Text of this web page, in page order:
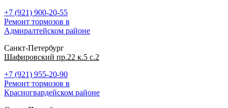
+7 (921) 900-20-55
Ремонт тормозов в
Адмиралтейском районе
Санкт-Петербург
Шафировский пр.22 к.5 с.2
+7 (921) 955-20-90
Ремонт тормозов в
Красногвардейском районе